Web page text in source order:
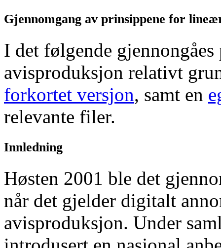
Gjennomgang av prinsippene for
I det følgende
avisproduksjon relativt
forkortet versjon, samt en
relevante filer.
Innledning
Høsten 2001 ble det
når det gjelder digitalt
avisproduksjon. Under